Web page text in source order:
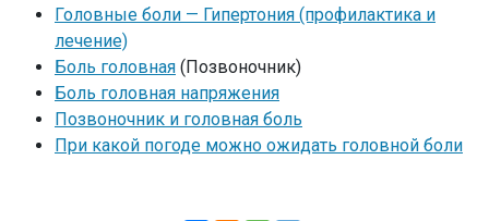
Головные боли — Гипертония (профилактика и
лечение)
Боль головная (Позвоночник)
Боль головная напряжения
Позвоночник и головная боль
При какой погоде можно ожидать головной боли